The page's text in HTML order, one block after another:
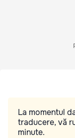
La momentul
traducere, vă
minute.